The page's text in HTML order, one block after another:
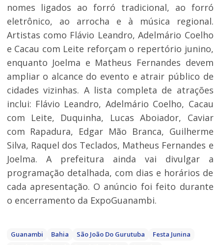
nomes ligados ao forró tradicional, ao forró
eletrônico, ao arrocha e à música regional.
Artistas como Flávio Leandro, Adelmário Coelho
e Cacau com Leite reforçam o repertório junino,
enquanto Joelma e Matheus Fernandes devem
ampliar o alcance do evento e atrair público de
cidades vizinhas. A lista completa de atrações
inclui: Flávio Leandro, Adelmário Coelho, Cacau
com Leite, Duquinha, Lucas Aboiador, Caviar
com Rapadura, Edgar Mão Branca, Guilherme
Silva, Raquel dos Teclados, Matheus Fernandes e
Joelma. A prefeitura ainda vai divulgar a
programação detalhada, com dias e horários de
cada apresentação. O anúncio foi feito durante
o encerramento da ExpoGuanambi.
Guanambi Bahia São João Do Gurutuba
Festa Junina